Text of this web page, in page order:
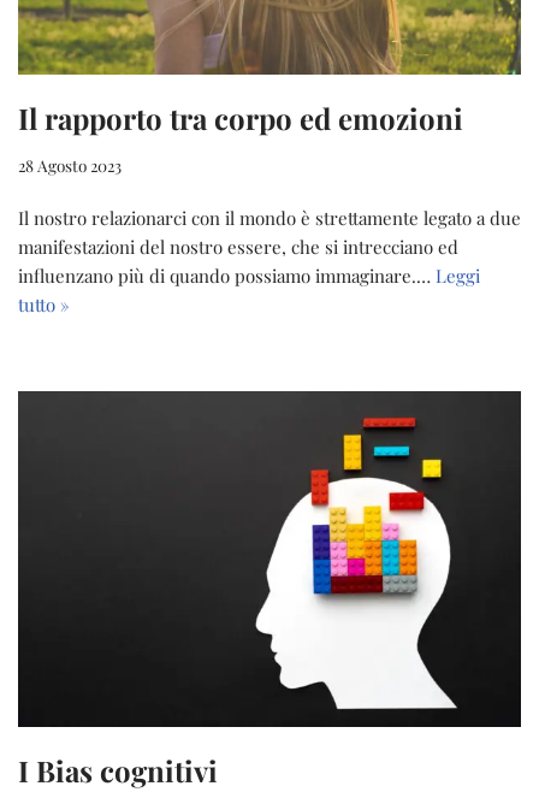
Il rapporto tra corpo ed emozioni
28 Agosto 2023
Il nostro relazionarci con il mondo è strettamente legato a due
manifestazioni del nostro essere, che si intrecciano ed
influenzano più di quando possiamo immaginare.… Leggi
tutto »
I Bias cognitivi